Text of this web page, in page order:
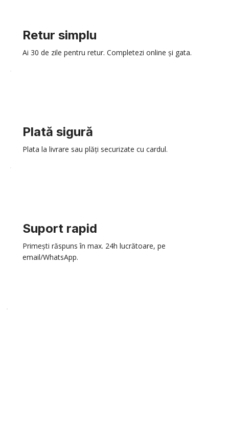
Retur simplu
Ai 30 de zile pentru retur. Completezi online și gata.
Plată sigură
Plata la livrare sau plăți securizate cu cardul.
Suport rapid
Primești răspuns în max. 24h lucrătoare, pe
email/WhatsApp.